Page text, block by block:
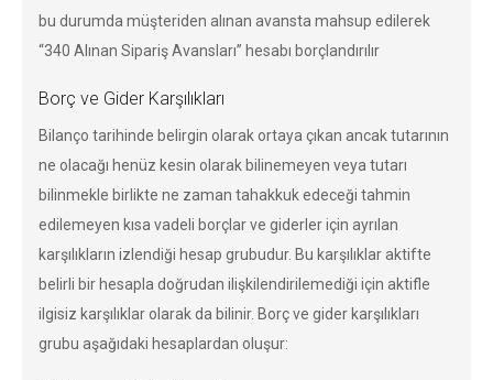
bu durumda müşteriden alınan avansta mahsup edilerek
“340 Alınan Sipariş Avansları” hesabı borçlandırılır
Borç ve Gider Karşılıkları
Bilanço tarihinde belirgin olarak ortaya çıkan ancak tutarının
ne olacağı henüz kesin olarak bilinemeyen veya tutarı
bilinmekle birlikte ne zaman tahakkuk edeceği tahmin
edilemeyen kısa vadeli borçlar ve giderler için ayrılan
karşılıkların izlendiği hesap grubudur. Bu karşılıklar aktifte
belirli bir hesapla doğrudan ilişkilendirilemediği için aktifle
ilgisiz karşılıklar olarak da bilinir. Borç ve gider karşılıkları
grubu aşağıdaki hesaplardan oluşur: